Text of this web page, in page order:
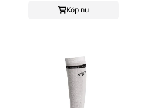
Köp nu